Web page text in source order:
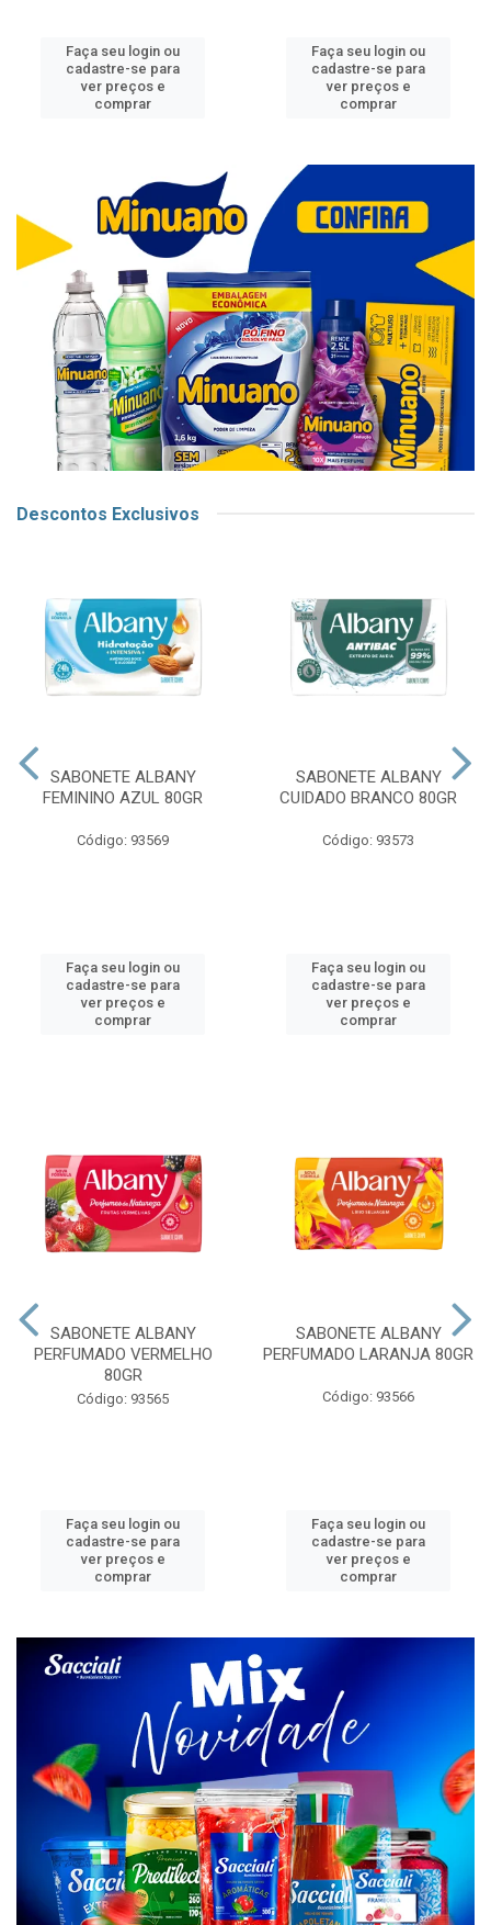
Faça seu login ou
cadastre-se para
ver preços e
comprar
Faça seu login ou
cadastre-se para
ver preços e
comprar
Descontos Exclusivos
SABONETE ALBANY
FEMININO AZUL 80GR
Código: 93569
Faça seu login ou
cadastre-se para
ver preços e
comprar
SABONETE ALBANY
CUIDADO BRANCO 80GR
Código: 93573
Faça seu login ou
cadastre-se para
ver preços e
comprar
SABONETE ALBANY
PERFUMADO VERMELHO
80GR
Código: 93565
Faça seu login ou
cadastre-se para
ver preços e
comprar
SABONETE ALBANY
PERFUMADO LARANJA 80GR
Código: 93566
Faça seu login ou
cadastre-se para
ver preços e
comprar